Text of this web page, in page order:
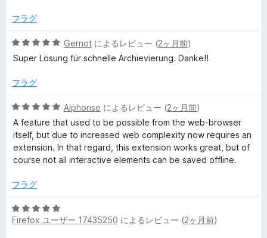
の
価
フラグ
5
段
中
の
評
価
Gernot によるレビュー (2ヶ月前)
Super Lösung für schnelle Archievierung. Danke!!
フラグ
5
段
階
中
5
評
Alphonse によるレビュー (2ヶ月前)
A feature that used to be possible from the web-browser
itself, but due to increased web complexity now requires an
extension. In that regard, this extension works great, but of
course not all interactive elements can be saved offline.
フラグ
5
段
Firefox ユーザー 17435250 によるレビュー (2ヶ月前)